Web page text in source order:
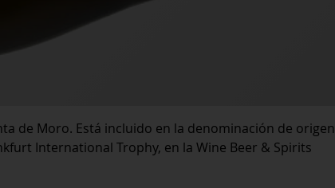
de Moro. Está incluido en la denominación de origen
International Trophy, en la Wine Beer & Spirits